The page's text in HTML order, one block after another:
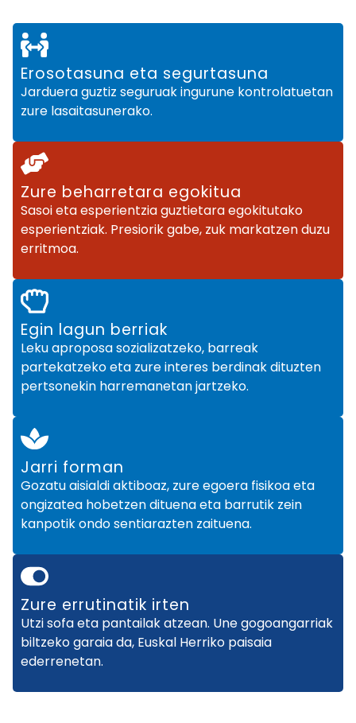
Erosotasuna eta segurtasuna
Jarduera guztiz seguruak ingurune kontrolatuetan
zure lasaitasunerako.
Zure beharretara egokitua
Sasoi eta esperientzia guztietara egokitutako
esperientziak. Presiorik gabe, zuk markatzen duzu
erritmoa.
Egin lagun berriak
Leku aproposa sozializatzeko, barreak
partekatzeko eta zure interes berdinak dituzten
pertsonekin harremanetan jartzeko.
Jarri forman
Gozatu aisialdi aktiboaz, zure egoera fisikoa eta
ongizatea hobetzen dituena eta barrutik zein
kanpotik ondo sentiarazten zaituena.
Zure errutinatik irten
Utzi sofa eta pantailak atzean. Une gogoangarriak
biltzeko garaia da, Euskal Herriko paisaia
ederrenetan.